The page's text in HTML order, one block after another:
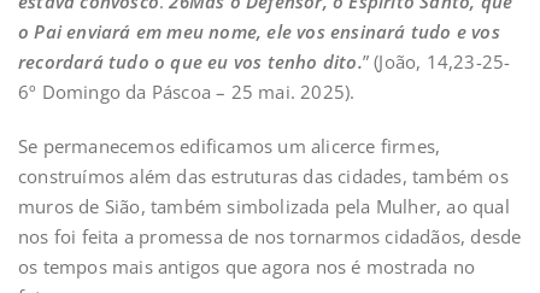
o Pai enviará em meu nome, ele vos ensinará tudo e vos
recordará tudo o que eu vos tenho dito.” (João, 14,23-25-
6º Domingo da Páscoa – 25 mai. 2025).
Se permanecemos edificamos um alicerce firmes,
construímos além das estruturas das cidades, também os
muros de Sião, também simbolizada pela Mulher, ao qual
nos foi feita a promessa de nos tornarmos cidadãos, desde
os tempos mais antigos que agora nos é mostrada no